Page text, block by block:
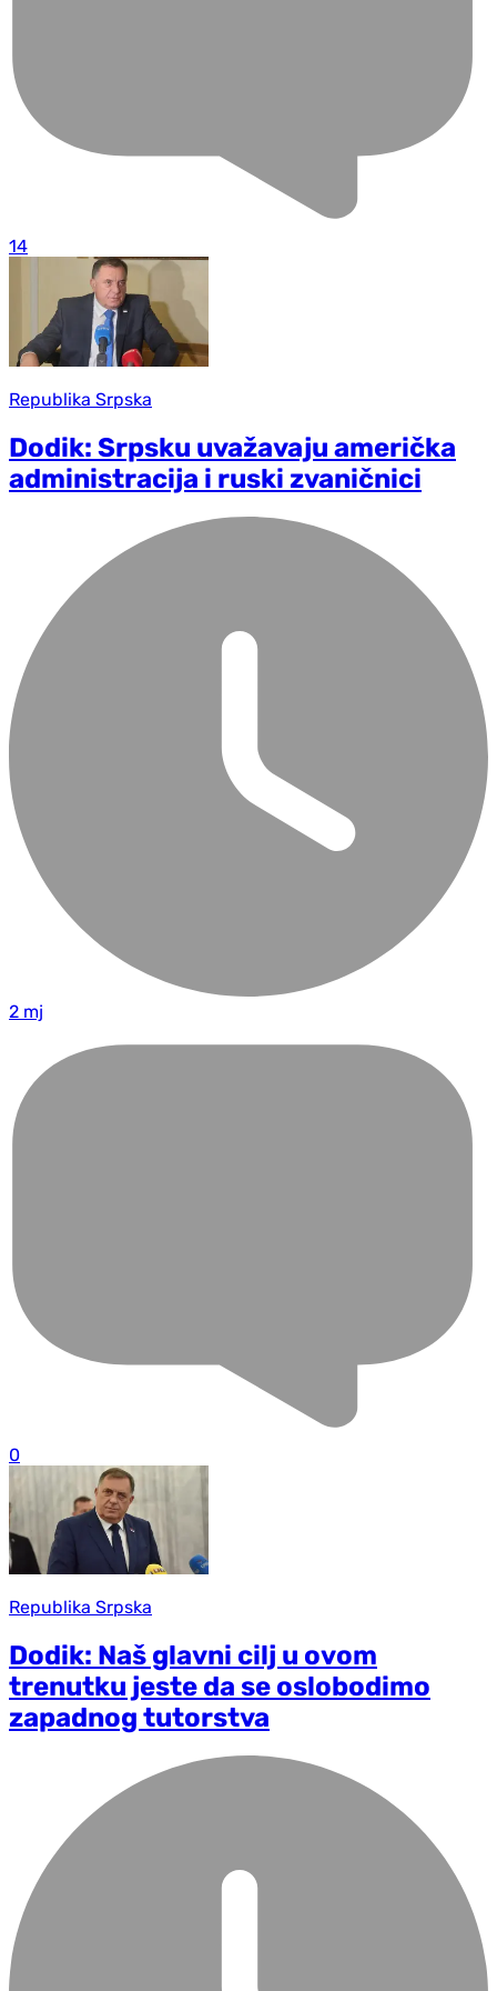
14
Republika Srpska
Dodik: Srpsku uvažavaju američka
administracija i ruski zvaničnici
2 mj
0
Republika Srpska
Dodik: Naš glavni cilj u ovom
trenutku jeste da se oslobodimo
zapadnog tutorstva